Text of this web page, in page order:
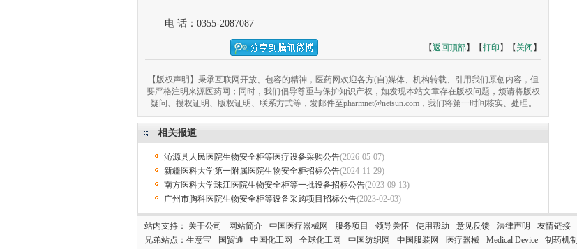
电 话：0355-2087087
【返回顶部】【打印 】【 关闭 】
【版权声明】秉承互联网开放、包容的精神，医药网欢迎各方(自)媒体、机构转载、引用我们原创内容，但
要严格注明来源医药网；同时，我们倡导尊重与保护知识产权，如发现本站文章存在版权问题，烦请将版权
疑问、授权证明、版权证明、联系方式等，发邮件至pharmnet@netsun.com，我们将第一时间核实、处理。
相关报道
沁源县人民医院生物安全柜等医疗设备采购公告(2026-05-07)
新疆医科大学第一附属医院生物安全柜招标公告(2024-11-29)
南方医科大学珠江医院生物安全柜等一批设备招标公告(2023-09-13)
广州市胸科医院生物安全柜等设备采购项目招标公告(2023-02-03)
站内支持： 关于公司 - 网站简介 - 中国医疗器械网 - 服务项目 - 领导关怀 - 使用帮助 - 意见反馈 - 法律声明 - 友情链接 -
兄弟站点： 生意宝 - 国贸通 - 中国化工网 - 全球化工网 - 中国纺织网 - 中国服装网 - 医疗器械 - Medical Device - 制药机制